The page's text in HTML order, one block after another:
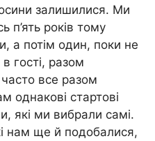
залишилися. Ми
п’ять років тому
а потім один, поки не
гості, разом
все разом
однакові стартові
які ми вибрали самі.
нам ще й подобалися,